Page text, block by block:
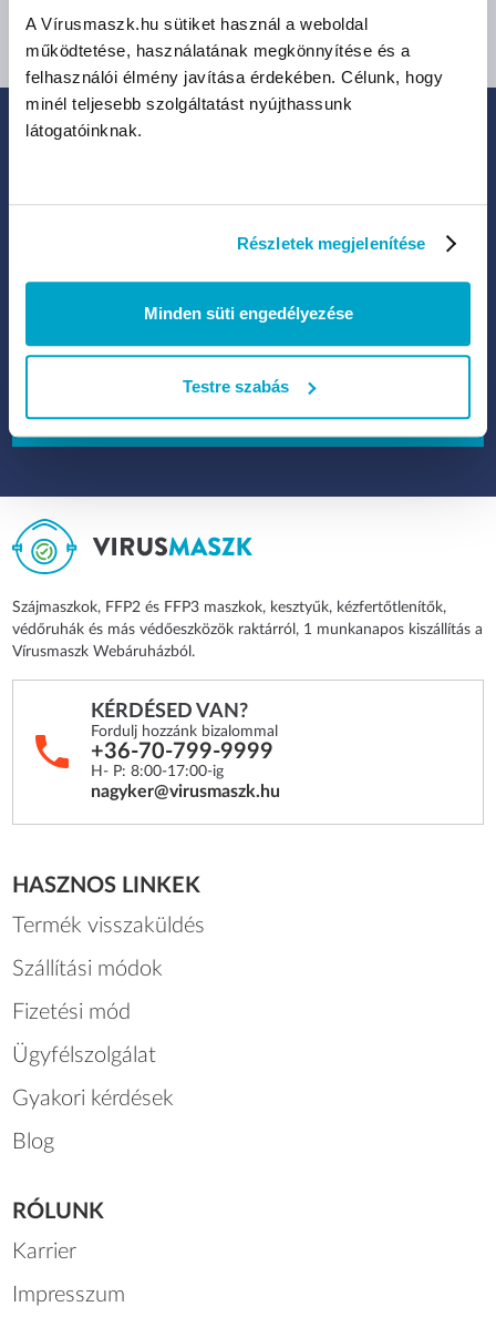
A Vírusmaszk.hu sütiket használ a weboldal
működtetése, használatának megkönnyítése és a
felhasználói élmény javítása érdekében. Célunk, hogy
minél teljesebb szolgáltatást nyújthassunk
látogatóinknak.
Részletek megjelenítése
Minden süti engedélyezése
Testre szabás
Kattints ide, ha hozzájárulsz ahhoz, hogy a Legal Beauty Kft.
hírlevelet küldhessen neked új termékekről, akciókról, különleges
promóciókról.
FELIRATKOZOK
Szájmaszkok, FFP2 és FFP3 maszkok, kesztyűk, kézfertőtlenítők,
védőruhák és más védőeszközök raktárról, 1 munkanapos kiszállítás a
Vírusmaszk Webáruházból.
KÉRDÉSED VAN?
Fordulj hozzánk bizalommal
+36-70-799-9999
H- P: 8:00-17:00-ig
nagyker@virusmaszk.hu
HASZNOS LINKEK
Termék visszaküldés
Szállítási módok
Fizetési mód
Ügyfélszolgálat
Gyakori kérdések
Blog
RÓLUNK
Karrier
Impresszum